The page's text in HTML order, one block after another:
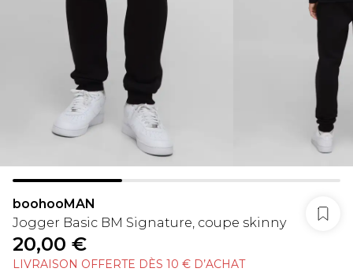
boohooMAN
Jogger Basic BM Signature, coupe skinny
20,00 €
LIVRAISON OFFERTE DÈS 10 € D’ACHAT